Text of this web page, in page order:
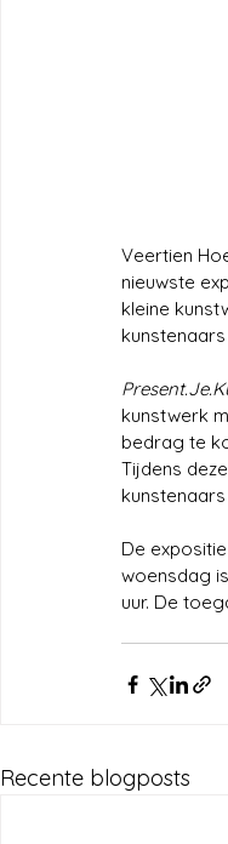
Veertien
nieuwste
kleine
Present.Je
kunstwerk
bedrag te
Tijdens
De
woensdag
uur. De
Recente blogposts